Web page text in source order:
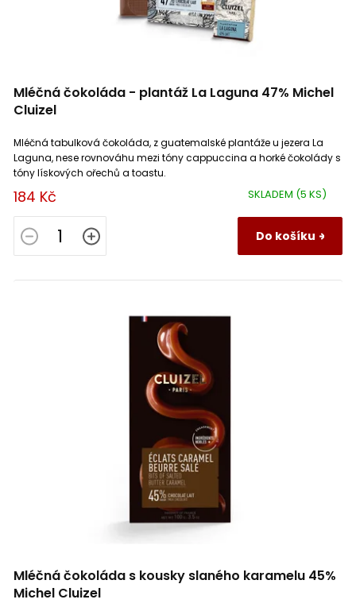
Mléčná čokoláda - plantáž La Laguna 47% Michel
Cluizel
SKLADEM (5 KS)
184 Kč
Do košíku
Mléčná tabulková čokoláda, z guatemalské plantáže u jezera La
Laguna, nese rovnováhu mezi tóny cappuccina a horké čokolády s
tóny lískových ořechů a toastu.
Mléčná čokoláda s kousky slaného karamelu 45%
Michel Cluizel